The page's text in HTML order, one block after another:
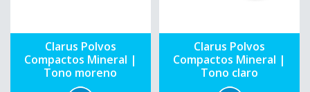
Clarus Polvos
Compactos Mineral |
Tono moreno
Clarus Polvos
Compactos Mineral |
Tono claro